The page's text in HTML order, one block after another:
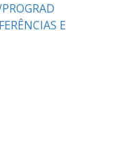
E